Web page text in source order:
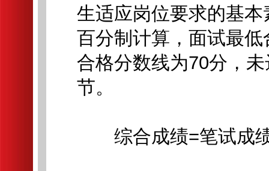
生适应岗位要求的基
百分制计算，面试最
合格分数线为70分，
节。
综合成绩=笔试成绩